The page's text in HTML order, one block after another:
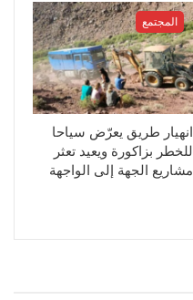
المجتمع
انهيار طريق يعرّض سياحا
للخطر بزاكورة ويعيد تعثر
مشاريع الجهة إلى الواجهة